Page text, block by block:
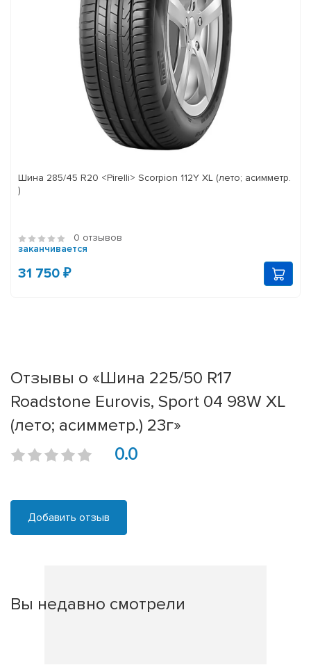
Шина 285/45 R20 <Pirelli> Scorpion 112Y XL (лето; асимметр.
)
0 отзывов
заканчивается
31 750 ₽
Отзывы о «Шина 225/50 R17
Roadstone Eurovis, Sport 04 98W XL
(лето; асимметр.) 23г»
0.0
Добавить отзыв
Вы недавно смотрели